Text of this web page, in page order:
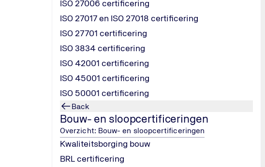
ISO 27006 certificering
ISO 27017 en ISO 27018 certificering
ISO 27701 certificering
ISO 3834 certificering
ISO 42001 certificering
ISO 45001 certificering
ISO 50001 certificering
Back
Bouw- en sloopcertificeringen
Overzicht: Bouw- en sloopcertificeringen
Kwaliteitsborging bouw
BRL certificering
aantoonbaar. Dat doen we door
beoordelingen die bijdragen aan